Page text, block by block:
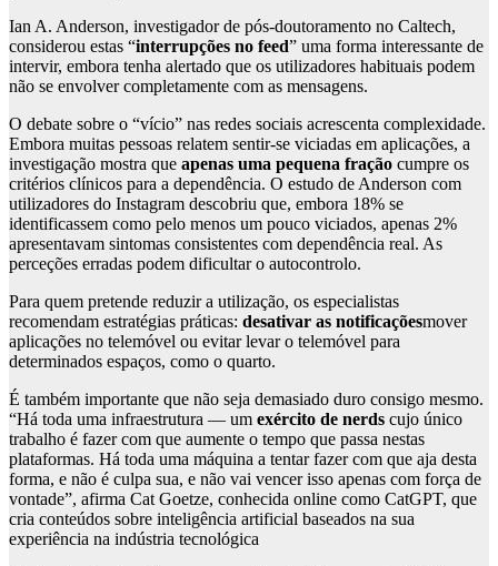
Ian A. Anderson, investigador de pós-doutoramento no Caltech,
considerou estas “interrupções no feed” uma forma interessante de
intervir, embora tenha alertado que os utilizadores habituais podem
não se envolver completamente com as mensagens.
O debate sobre o “vício” nas redes sociais acrescenta complexidade.
Embora muitas pessoas relatem sentir-se viciadas em aplicações, a
investigação mostra que apenas uma pequena fração cumpre os
critérios clínicos para a dependência. O estudo de Anderson com
utilizadores do Instagram descobriu que, embora 18% se
identificassem como pelo menos um pouco viciados, apenas 2%
apresentavam sintomas consistentes com dependência real. As
perceções erradas podem dificultar o autocontrolo.
Para quem pretende reduzir a utilização, os especialistas
recomendam estratégias práticas: desativar as notificaçõesmover
aplicações no telemóvel ou evitar levar o telemóvel para
determinados espaços, como o quarto.
É também importante que não seja demasiado duro consigo mesmo.
“Há toda uma infraestrutura — um exército de nerds cujo único
trabalho é fazer com que aumente o tempo que passa nestas
plataformas. Há toda uma máquina a tentar fazer com que aja desta
forma, e não é culpa sua, e não vai vencer isso apenas com força de
vontade”, afirma Cat Goetze, conhecida online como CatGPT, que
cria conteúdos sobre inteligência artificial baseados na sua
experiência na indústria tecnológica